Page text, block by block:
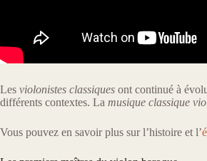
Les violonistes classiques ont continué à
différents contextes. La musique classique
Vous pouvez en savoir plus sur l’histoire et l’